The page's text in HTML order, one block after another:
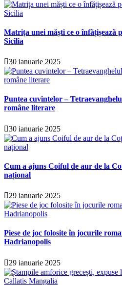
Matrița unei măști ce o înfățișează
Sicilia
30 ianuarie 2025
Puntea cuvintelor –
române literare
30 ianuarie 2025
Cum a ajuns Coiful de aur de la
național
29 ianuarie 2025
Piese de joc folosite în jocurile
Hadrianopolis
29 ianuarie 2025